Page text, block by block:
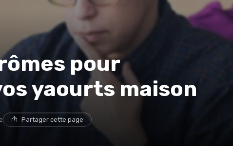
pour
yaourts maison
Partager cette page